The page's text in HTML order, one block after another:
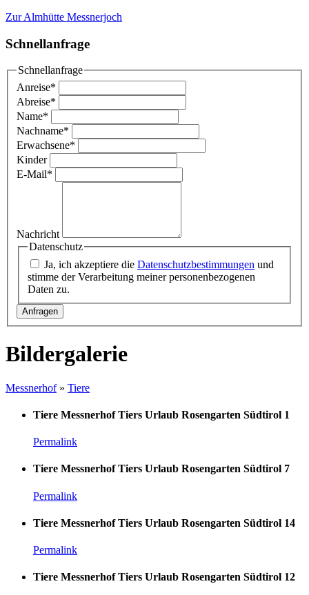
Zur Almhütte Messnerjoch
Schnellanfrage
Schnellanfrage
Anreise*
Abreise*
Name*
Nachname*
Erwachsene*
Kinder
E-Mail*
Nachricht
Datenschutz
Ja, ich akzeptiere die Datenschutzbestimmungen und
stimme der Verarbeitung meiner personenbezogenen
Daten zu.
Bildergalerie
Messnerhof» Tiere
Tiere Messnerhof Tiers Urlaub Rosengarten Südtirol 1
Permalink
Tiere Messnerhof Tiers Urlaub Rosengarten Südtirol 7
Permalink
Tiere Messnerhof Tiers Urlaub Rosengarten Südtirol 14
Permalink
Tiere Messnerhof Tiers Urlaub Rosengarten Südtirol 12